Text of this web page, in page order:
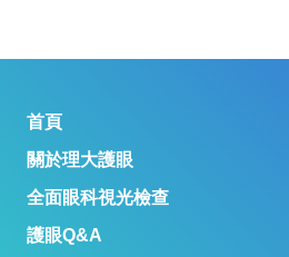
首頁
關於理大護眼
全面眼科視光檢查
護眼Q&A